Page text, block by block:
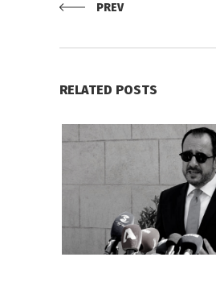
PREV
RELATED POSTS